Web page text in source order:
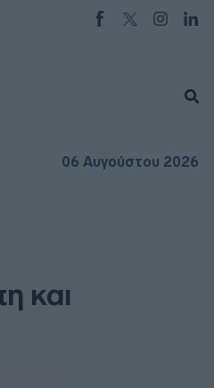
06 Αυγούστου 2026
και